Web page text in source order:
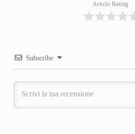
Article Rating
Subscribe